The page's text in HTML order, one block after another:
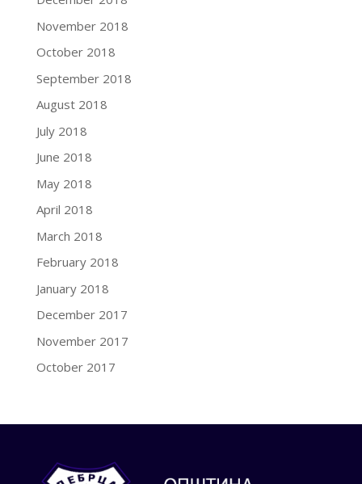
November 2018
October 2018
September 2018
August 2018
July 2018
June 2018
May 2018
April 2018
March 2018
February 2018
January 2018
December 2017
November 2017
October 2017